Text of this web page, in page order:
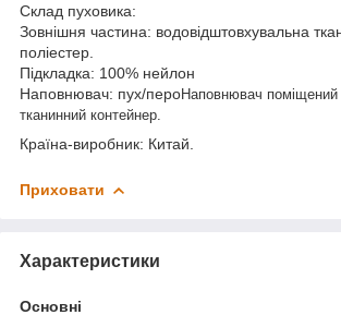
Склад пуховика:
Зовнішня частина: водовідштовхувальна
поліестер.
Підкладка: 100% нейлон
Наповнювач: пух/пероНаповнювач поміщений
тканинний контейнер.
Країна-виробник: Китай.
Приховати
Характеристики
Основні